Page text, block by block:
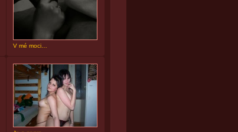
V mé moci…